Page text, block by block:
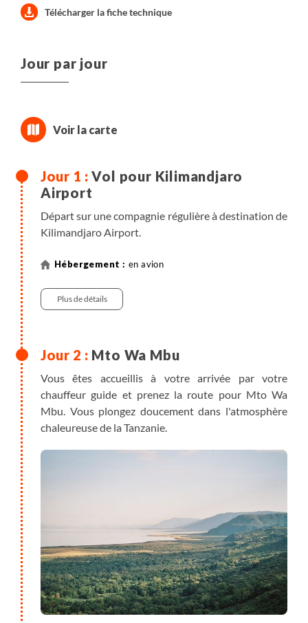
Télécharger la fiche technique
Jour par jour
Vol pour Kilimandjaro
Airport
Départ sur une compagnie régulière à destination de
Kilimandjaro Airport.
en avion
Plus de détails
Mto Wa Mbu
Vous êtes accueillis à votre arrivée par votre
chauffeur guide et prenez la route pour Mto Wa
Mbu. Vous plongez doucement dans l'atmosphère
chaleureuse de la Tanzanie.